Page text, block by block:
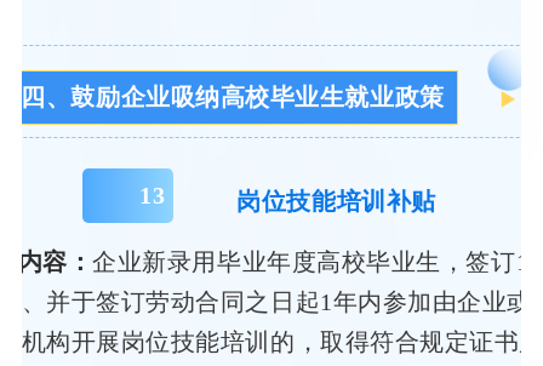
四、鼓励企业吸纳高校毕业生就业政策
13 岗位技能培训补贴
内容：企业新录用毕业年度高校毕业生，签订1
、并于签订劳动合同之日起1年内参加由企业或
机构开展岗位技能培训的，取得符合规定证书